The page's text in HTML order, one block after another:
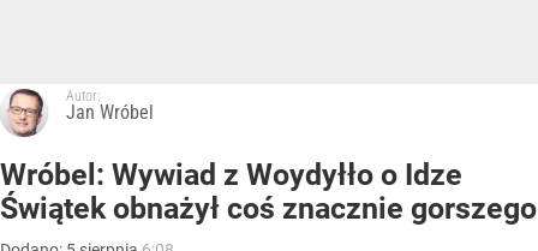
Autor:
Jan Wróbel
Wróbel: Wywiad z Woydyłło o Idze
Świątek obnażył coś znacznie gorszego